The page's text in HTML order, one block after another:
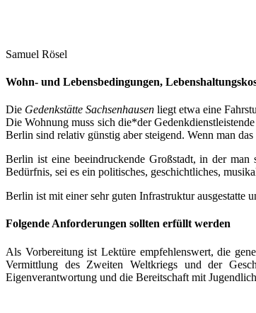
Samuel Rösel
Wohn- und Lebensbedingungen,
Die Gedenkstätte Sachsenhausen liegt etwa eine
Die Wohnung muss sich die*der
Berlin sind relativ günstig aber steigend. Wenn man
Berlin ist eine beeindruckende Großstadt, in der
Bedürfnis, sei es ein politisches, geschichtliches,
Berlin ist mit einer sehr guten Infrastruktur ausgestatte
Folgende Anforderungen sollten erfüllt werden
Als Vorbereitung ist Lektüre empfehlenswert, die
Vermittlung des Zweiten Weltkriegs und der
Eigenverantwortung und die Bereitschaft mit